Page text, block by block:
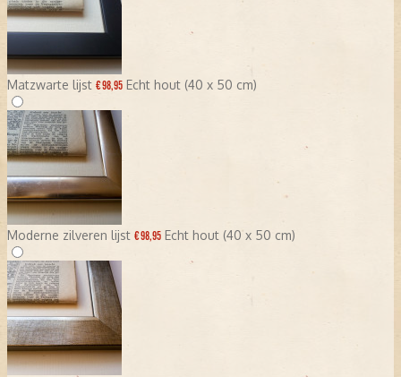
Matzwarte lijst € 98,95 Echt hout (40 x 50 cm)
Moderne zilveren lijst € 98,95 Echt hout (40 x 50 cm)